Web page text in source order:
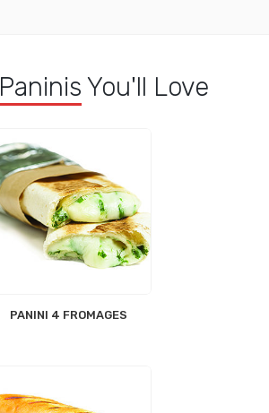
Paninis You'll Love
PANINI 4 FROMAGES